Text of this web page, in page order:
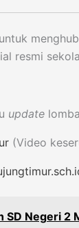
resmi
update
(Video
SD Negeri 2